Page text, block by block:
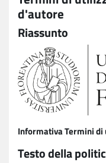
d'autore
Riassunto
Informativa Termini
Testo della